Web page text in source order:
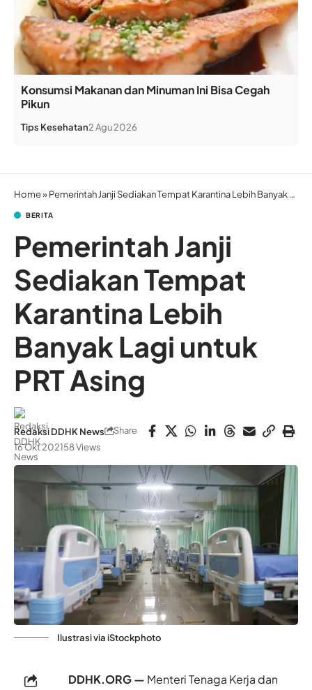
Konsumsi Makanan dan Minuman Ini Bisa Cegah
Pikun
Tips Kesehatan2 Agu 2026
Home»Pemerintah Janji Sediakan Tempat Karantina Lebih Banyak Lagi untuk PRT Asing
BERITA
Pemerintah Janji
Sediakan Tempat
Karantina Lebih
Banyak Lagi untuk
PRT Asing
Redaksi DDHK News
16 Okt 202158 Views
Share
Ilustrasi via iStockphoto
DDHK.ORG — Menteri Tenaga Kerja dan